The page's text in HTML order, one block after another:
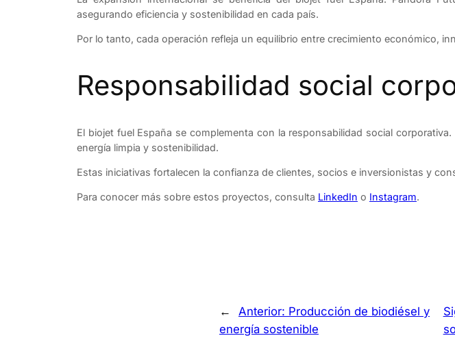
asegurando eficiencia y sostenibilidad en cada país.
Por lo tanto, cada operación refleja un equilibrio entre crecimiento económico,
Responsabilidad social
El biojet fuel España se complementa con la responsabilidad social
energía limpia y sostenibilidad.
Estas iniciativas fortalecen la confianza de clientes, socios e inversionistas y
Para conocer más sobre estos proyectos, consulta LinkedIn o Instagram.
← Anterior: Producción de biodiésel y
energía sostenible